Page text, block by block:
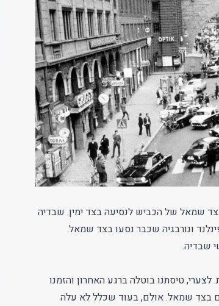
מנסיעה בצד שמאל של הכביש לנסיעה בצד ימין. שבדיה
ונורבגיה שכבר נסעו בצד שמאל.
שבדיה.
טיסתנו בוטלה ברגע האחרון והזמנו
בצד שמאל. אולם, בעוד שכלל לא עלה